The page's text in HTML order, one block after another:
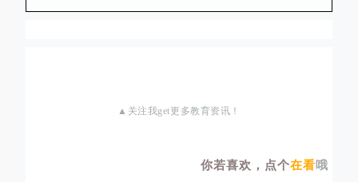
▲关注我get更多教育资讯！
你若喜欢，点个在看哦